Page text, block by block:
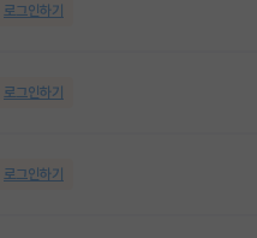
로그인하기
로그인하기
로그인하기